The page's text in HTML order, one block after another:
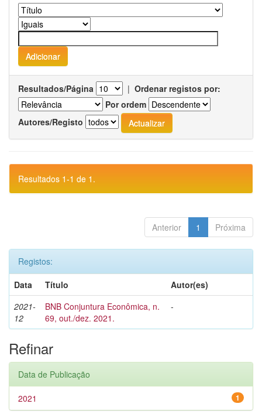
Resultados/Página | Ordenar registos por:
Por ordem
Autores/Registo
Resultados 1-1 de 1.
Anterior 1 Próxima
Registos:
Data
Título
Autor(es)
2021-
12
BNB Conjuntura Econômica, n.
69, out./dez. 2021.
-
Refinar
Data de Publicação
1
2021